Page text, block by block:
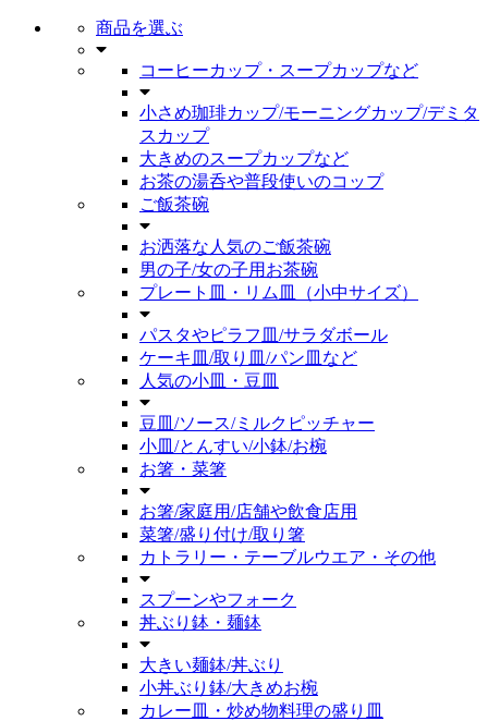
商品を選ぶ
コーヒーカップ・スープカップなど
小さめ珈琲カップ/モーニングカップ/デミタ
スカップ
大きめのスープカップなど
お茶の湯呑や普段使いのコップ
ご飯茶碗
お洒落な人気のご飯茶碗
男の子/女の子用お茶碗
プレート皿・リム皿（小中サイズ）
パスタやピラフ皿/サラダボール
ケーキ皿/取り皿/パン皿など
人気の小皿・豆皿
豆皿/ソース/ミルクピッチャー
小皿/とんすい/小鉢/お椀
お箸・菜箸
お箸/家庭用/店舗や飲食店用
菜箸/盛り付け/取り箸
カトラリー・テーブルウエア・その他
スプーンやフォーク
丼ぶり鉢・麺鉢
大きい麺鉢/丼ぶり
小丼ぶり鉢/大きめお椀
カレー皿・炒め物料理の盛り皿